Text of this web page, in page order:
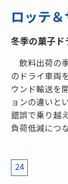
ロッテ
冬季の菓子ド
飲料出荷の
のドライ車両
ウンド輸送を
ョンの違いと
錯誤で乗り越
負荷低減につ
24